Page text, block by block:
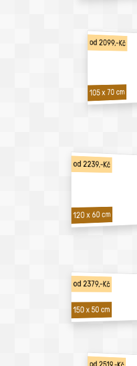
od 2099,-Kč
105 x 70 cm
od 2239,-Kč
120 x 60 cm
od 2379,-Kč
150 x 50 cm